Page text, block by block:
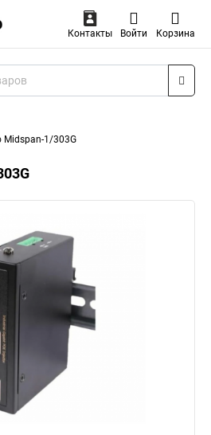
Контакты Войти Корзина
Midspan-1/303G